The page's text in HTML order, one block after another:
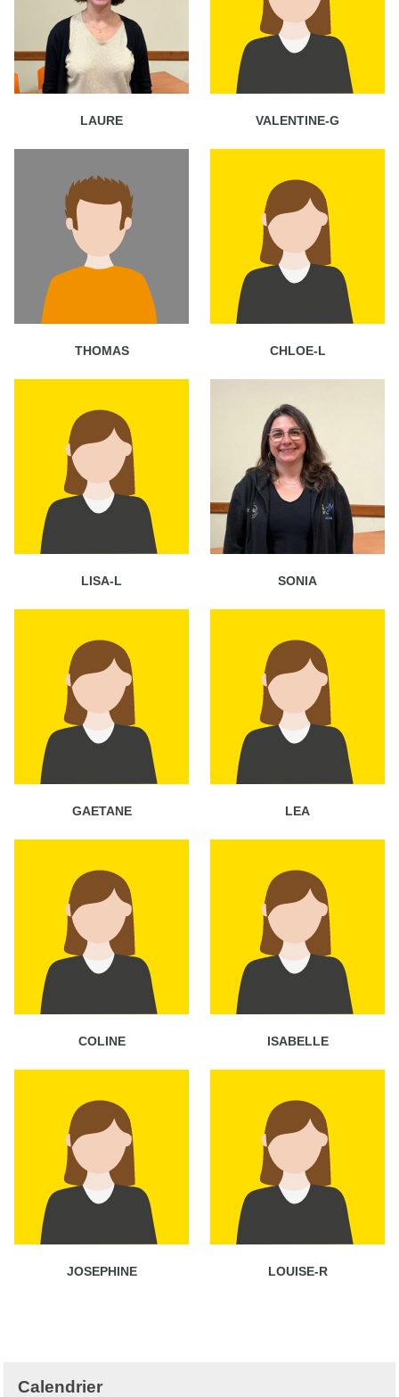
LAURE VALENTINE-G
THOMAS CHLOE-L
LISA-L SONIA
GAETANE LEA
COLINE ISABELLE
JOSEPHINE LOUISE-R
Calendrier